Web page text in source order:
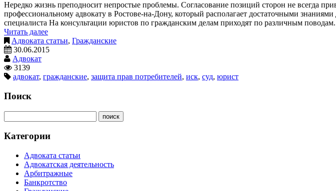
Нередко жизнь преподносит непростые проблемы. Согласование позиций сторон не всегда
профессиональному адвокату в Ростове-на-Дону, который располагает достаточными
специалиста На консультации юристов по гражданским делам приходят по различным
Читать далее
Адвоката статьи, Гражданские
30.06.2015
Адвокат
3139
адвокат, гражданские, защита прав потребителей, иск, суд, юрист
Поиск
Категории
Адвоката статьи
Адвокатская деятельность
Арбитражные
Банкротство